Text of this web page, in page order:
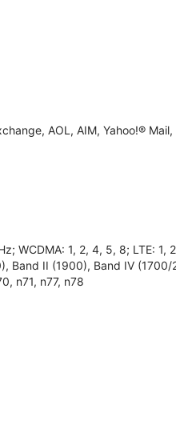
AOL, AIM, Yahoo!® Mail,
WCDMA: 1, 2, 4, 5, 8; LTE:
Band II (1900), Band IV
n71, n77, n78